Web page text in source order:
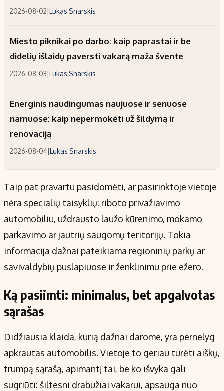
2026-08-02|Lukas Snarskis
Miesto piknikai po darbo: kaip paprastai ir be
didelių išlaidų paversti vakarą maža švente
2026-08-03|Lukas Snarskis
Energinis naudingumas naujuose ir senuose
namuose: kaip nepermokėti už šildymą ir
renovaciją
2026-08-04|Lukas Snarskis
Taip pat pravartu pasidomėti, ar pasirinktoje vietoje
nėra specialių taisyklių: riboto privažiavimo
automobiliu, uždrausto laužo kūrenimo, mokamo
parkavimo ar jautrių saugomų teritorijų. Tokia
informacija dažnai pateikiama regioninių parkų ar
savivaldybių puslapiuose ir ženklinimu prie ežero.
Ką pasiimti: minimalus, bet apgalvotas
sąrašas
Didžiausia klaida, kurią dažnai darome, yra pernelyg
apkrautas automobilis. Vietoje to geriau turėti aiškų,
trumpą sąrašą, apimantį tai, be ko išvyka gali
sugriūti: šiltesni drabužiai vakarui, apsauga nuo